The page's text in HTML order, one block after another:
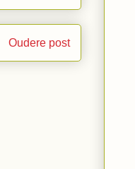
Oudere post